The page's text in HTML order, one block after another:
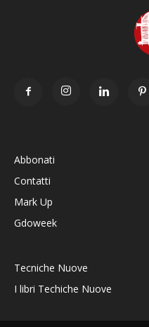
Abbonati
Contatti
Mark Up
Gdoweek
Tecniche Nuove
I libri Techiche Nuove